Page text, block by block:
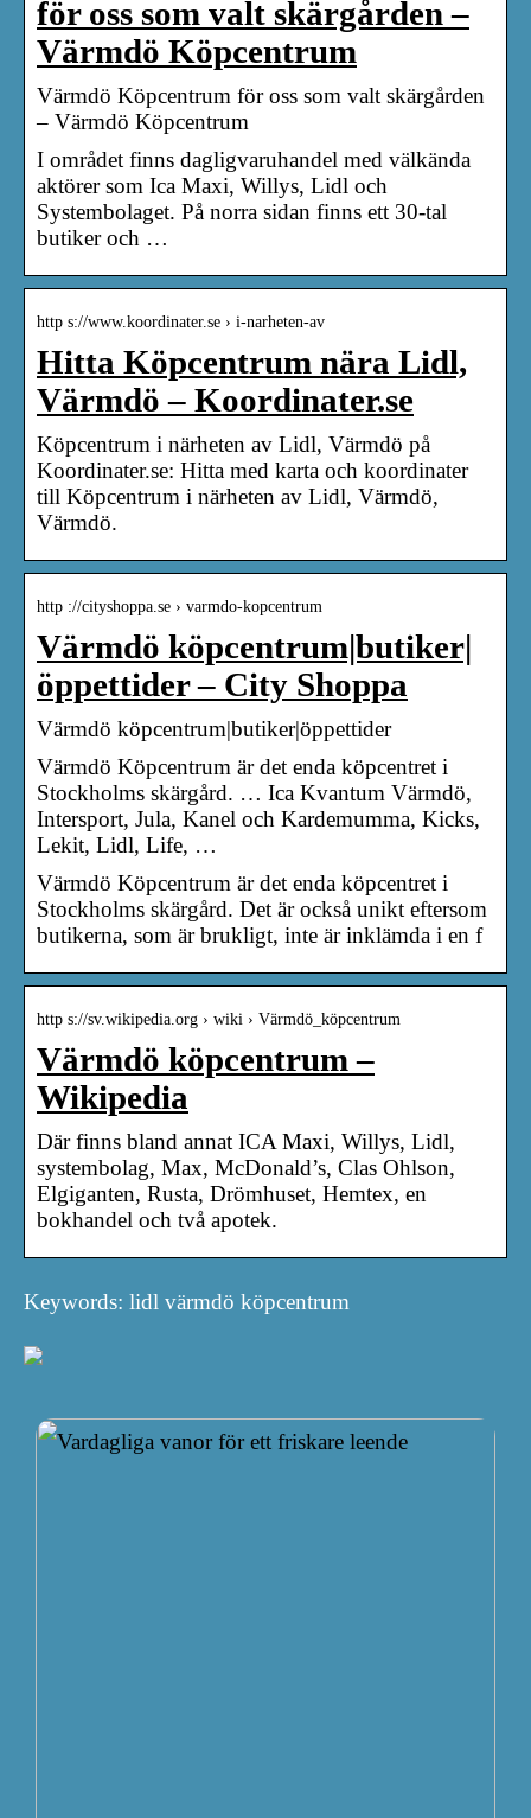
för oss som valt skärgården –
Värmdö Köpcentrum
Värmdö Köpcentrum för oss som valt skärgården
– Värmdö Köpcentrum
I området finns dagligvaruhandel med välkända
aktörer som Ica Maxi, Willys, Lidl och
Systembolaget. På norra sidan finns ett 30-tal
butiker och …
http s://www.koordinater.se › i-narheten-av
Hitta Köpcentrum nära Lidl,
Värmdö – Koordinater.se
Köpcentrum i närheten av Lidl, Värmdö på
Koordinater.se: Hitta med karta och koordinater
till Köpcentrum i närheten av Lidl, Värmdö,
Värmdö.
http ://cityshoppa.se › varmdo-kopcentrum
Värmdö köpcentrum|butiker|
öppettider – City Shoppa
Värmdö köpcentrum|butiker|öppettider
Värmdö Köpcentrum är det enda köpcentret i
Stockholms skärgård. … Ica Kvantum Värmdö,
Intersport, Jula, Kanel och Kardemumma, Kicks,
Lekit, Lidl, Life, …
Värmdö Köpcentrum är det enda köpcentret i
Stockholms skärgård. Det är också unikt eftersom
butikerna, som är brukligt, inte är inklämda i en f
http s://sv.wikipedia.org › wiki › Värmdö_köpcentrum
Värmdö köpcentrum –
Wikipedia
Där finns bland annat ICA Maxi, Willys, Lidl,
systembolag, Max, McDonald’s, Clas Ohlson,
Elgiganten, Rusta, Drömhuset, Hemtex, en
bokhandel och två apotek.
Keywords: lidl värmdö köpcentrum